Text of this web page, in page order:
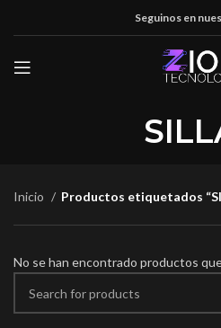
Seguinos en
Inicio Productos etiquetados
No se han encontrado productos